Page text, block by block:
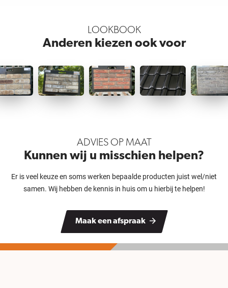
LOOKBOOK
Anderen kiezen ook voor
ADVIES OP MAAT
Kunnen wij u misschien helpen?
Er is veel keuze en soms werken bepaalde producten juist wel/niet
samen. Wij hebben de kennis in huis om u hierbij te helpen!
Maak een afspraak